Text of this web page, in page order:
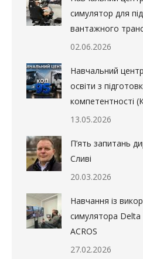
симулятор для
вантажного
02.06.2026
Навчальний
освіти з
компетентності
13.05.2026
П’ять запитань
Сливі
20.03.2026
Навчання із
симулятора
ACROS
27.02.2026